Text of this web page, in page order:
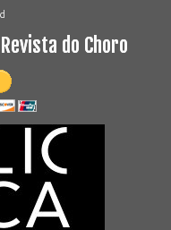
do Choro